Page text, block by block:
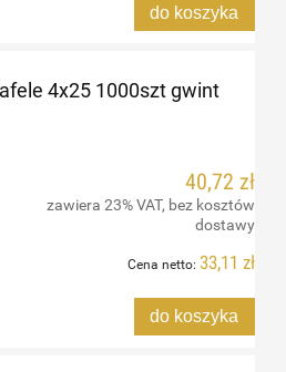
do koszyka
4x25 1000szt gwint
40,72 zł
zawiera 23% VAT, bez kosztów
dostawy
Cena netto: 33,11 zł
do koszyka